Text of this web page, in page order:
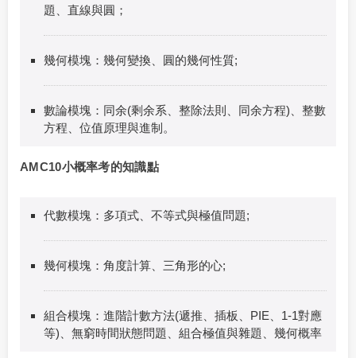
題、直線與圓；
幾何模塊：幾何變換、圓的幾何性質;
數論模塊：同余(剩余系、整除法則、同余方程)、整數
方程、位值原理與進制。
AMC10小概率考的知識點
代數模塊：多項式、不等式與極值問題;
幾何模塊：角度計算、三角形的心;
組合模塊：進階計數方法(遞推、插板、PIE、1-1對應
等)、無窮時間狀態問題、組合極值與雜題、幾何概率